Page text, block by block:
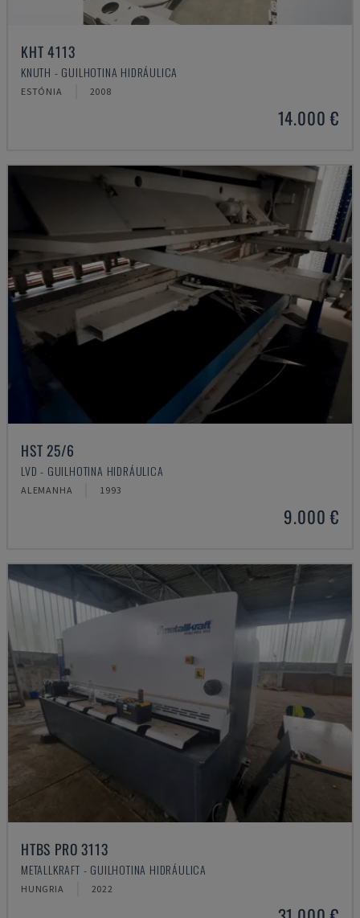
KHT 4113
KNUTH - GUILHOTINA HIDRÁULICA
ESTÓNIA 2008
14.000 €
HST 25/6
LVD - GUILHOTINA HIDRÁULICA
ALEMANHA 1993
9.000 €
HTBS PRO 3113
METALLKRAFT - GUILHOTINA HIDRÁULICA
HUNGRIA 2022